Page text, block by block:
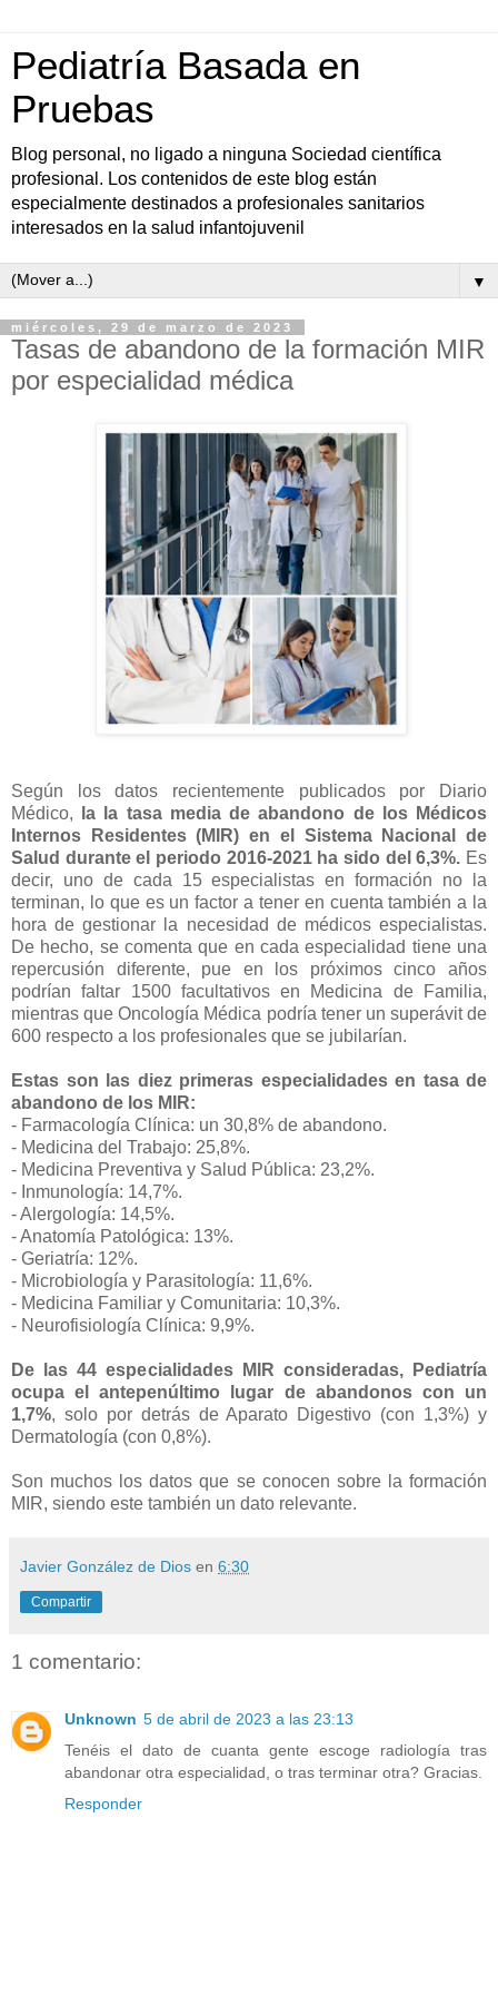
Pediatría Basada en
Pruebas
Blog personal, no ligado a ninguna Sociedad científica
profesional. Los contenidos de este blog están
especialmente destinados a profesionales sanitarios
interesados en la salud infantojuvenil
▼
miércoles, 29 de marzo de 2023
Tasas de abandono de la formación MIR
por especialidad médica
Según los datos recientemente publicados por Diario
Médico, la la tasa media de abandono de los Médicos
Internos Residentes (MIR) en el Sistema Nacional de
Salud durante el periodo 2016-2021 ha sido del 6,3%. Es
decir, uno de cada 15 especialistas en formación no la
terminan, lo que es un factor a tener en cuenta también a la
hora de gestionar la necesidad de médicos especialistas.
De hecho, se comenta que en cada especialidad tiene una
repercusión diferente, pue en los próximos cinco años
podrían faltar 1500 facultativos en Medicina de Familia,
mientras que Oncología Médica podría tener un superávit de
600 respecto a los profesionales que se jubilarían.
Estas son las diez primeras especialidades en tasa de
abandono de los MIR:
- Farmacología Clínica: un 30,8% de abandono.
- Medicina del Trabajo: 25,8%.
- Medicina Preventiva y Salud Pública: 23,2%.
- Inmunología: 14,7%.
- Alergología: 14,5%.
- Anatomía Patológica: 13%.
- Geriatría: 12%.
- Microbiología y Parasitología: 11,6%.
- Medicina Familiar y Comunitaria: 10,3%.
- Neurofisiología Clínica: 9,9%.
De las 44 especialidades MIR consideradas, Pediatría
ocupa el antepenúltimo lugar de abandonos con un
1,7%, solo por detrás de Aparato Digestivo (con 1,3%) y
Dermatología (con 0,8%).
Son muchos los datos que se conocen sobre la formación
MIR, siendo este también un dato relevante.
Javier González de Dios en 6:30
Compartir
1 comentario:
Unknown 5 de abril de 2023 a las 23:13
Tenéis el dato de cuanta gente escoge radiología tras
abandonar otra especialidad, o tras terminar otra? Gracias.
Responder